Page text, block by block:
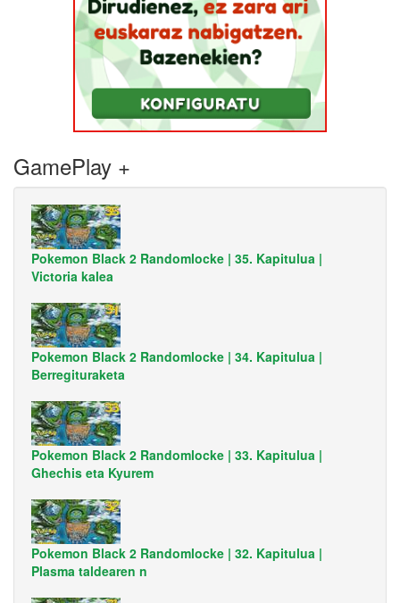
GamePlay +
Pokemon Black 2 Randomlocke | 35. Kapitulua |
Victoria kalea
Pokemon Black 2 Randomlocke | 34. Kapitulua |
Berregituraketa
Pokemon Black 2 Randomlocke | 33. Kapitulua |
Ghechis eta Kyurem
Pokemon Black 2 Randomlocke | 32. Kapitulua |
Plasma taldearen n